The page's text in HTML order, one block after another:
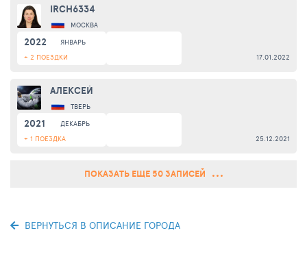
IRCH6334
МОСКВА
2022
ЯНВАРЬ
+ 2 ПОЕЗДКИ
17.01.2022
АЛЕКСЕЙ
ТВЕРЬ
2021
ДЕКАБРЬ
+ 1 ПОЕЗДКА
25.12.2021
ПОКАЗАТЬ ЕЩЕ 50 ЗАПИСЕЙ
ВЕРНУТЬСЯ В ОПИСАНИЕ ГОРОДА